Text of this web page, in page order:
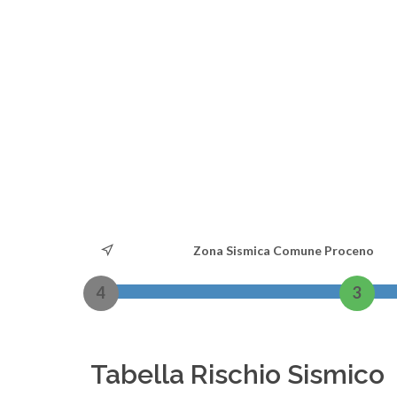
Zona Sismica Comune Proceno
4 3
Tabella Rischio Sismico